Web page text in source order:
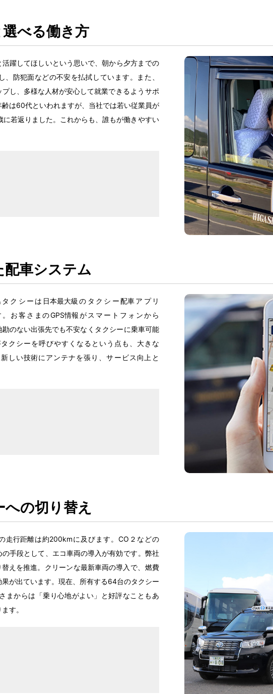
選べる働き方
活躍してほしいという 思いで、 朝から夕方までの
、 防犯面などの不安を払拭 しています。また、
し、 多様な 人材が安心して就業できるようサポ
齢は60代といわれますが、 当社では若い従業員が
に若返 りました。これからも、 誰もが働きやすい
配車システム
タクシーは 日本最大級 のタクシー配車アプリ
。お客 さまのGPS情報がスマートフォンから
勘のない出張先でも不安なくタクシーに乗車可能
クシーを呼びやすくなるという 点 も、 大きな
新 しい技術にアンテナを張 り、サービス 向上 と
への切 り 替え
走行距離は約200kmに 及びます。CO２などの
の手段として、エコ車両の導入が有効です。 弊社
替えを推進。クリーンな最新車両の導入 で、 燃費
果が出ています。 現在 所有する64台のタクシー
さまからは「乗 り心地がよい」と好評なこともあ
ます。